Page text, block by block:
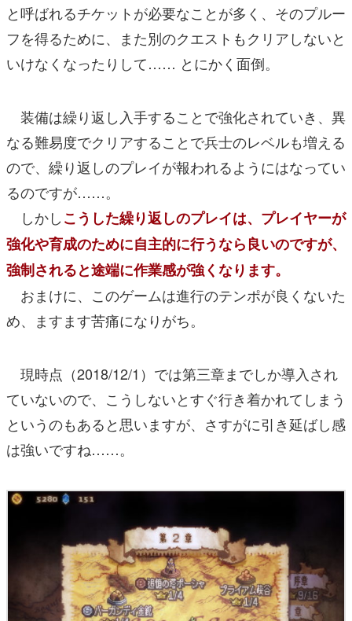
と呼ばれるチケットが必要なことが多く、そのプルー
フを得るために、また別のクエストもクリアしないと
いけなくなったりして…… とにかく面倒。
装備は繰り返し入手することで強化されていき、異
なる難易度でクリアすることで兵士のレベルも増える
ので、繰り返しのプレイが報われるようにはなってい
るのですが……。
しかしこうした繰り返しのプレイは、プレイヤーが
強化や育成のために自主的に行うなら良いのですが、
強制されると途端に作業感が強くなります。
おまけに、このゲームは進行のテンポが良くないた
め、ますます苦痛になりがち。
現時点（2018/12/1）では第三章までしか導入され
ていないので、こうしないとすぐ行き着かれてしまう
というのもあると思いますが、さすがに引き延ばし感
は強いですね……。